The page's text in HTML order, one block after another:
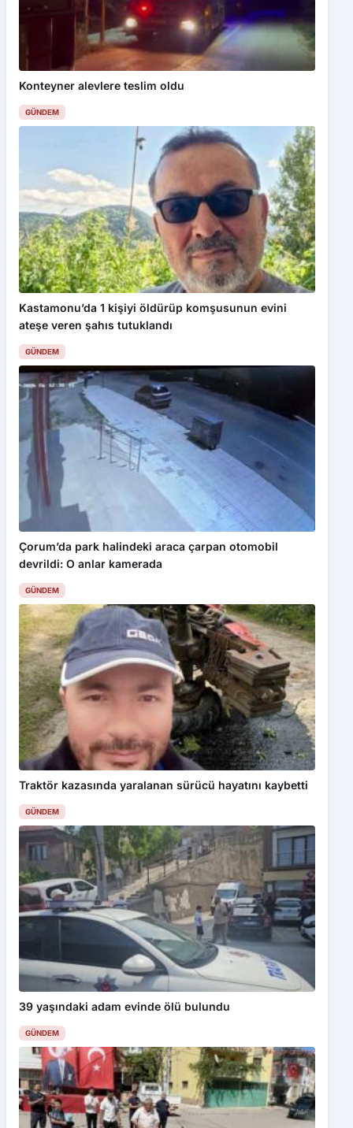
Üzüm ve domatese coğrafi işaret denetimi
Konteyner alevlere teslim oldu
GÜNDEM
Kastamonu’da 1 kişiyi öldürüp komşusunun evini
ateşe veren şahıs tutuklandı
GÜNDEM
Çorum’da park halindeki araca çarpan otomobil
devrildi: O anlar kamerada
GÜNDEM
Traktör kazasında yaralanan sürücü hayatını kaybetti
GÜNDEM
39 yaşındaki adam evinde ölü bulundu
GÜNDEM
Bu web sitesinde en iyi deneyimi yaşamanızı sağlamak için
çerezler kullanılmaktadır. Detaylar için Gizlilik Politikamız
inceleyebilirsiniz.
Kabul Et